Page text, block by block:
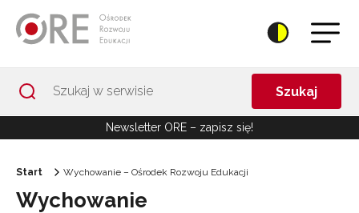
Szukaj
Newsletter ORE – zapisz się!
Start Wychowanie – Ośrodek Rozwoju Edukacji
Wychowanie